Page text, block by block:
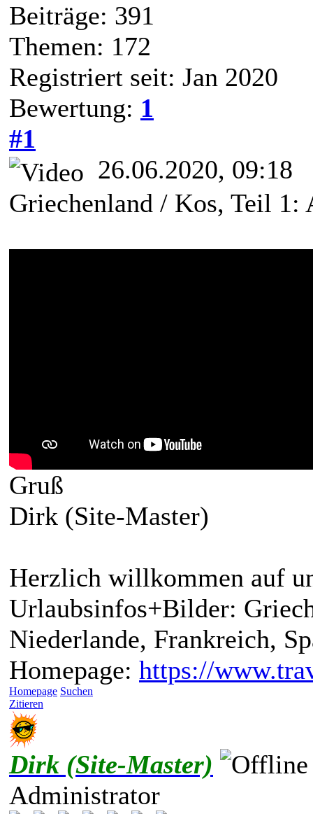
Beiträge: 391
Themen: 172
Registriert seit: Jan 2020
Bewertung: 1
#1
26.06.2020, 09:18
Griechenland / Kos, Teil
Gruß
Dirk (Site-Master)
Herzlich willkommen auf
Urlaubsinfos+Bilder:
Niederlande, Frankreich,
Homepage: https://
Homepage Suchen
Zitieren
Dirk (Site-Master)
Administrator